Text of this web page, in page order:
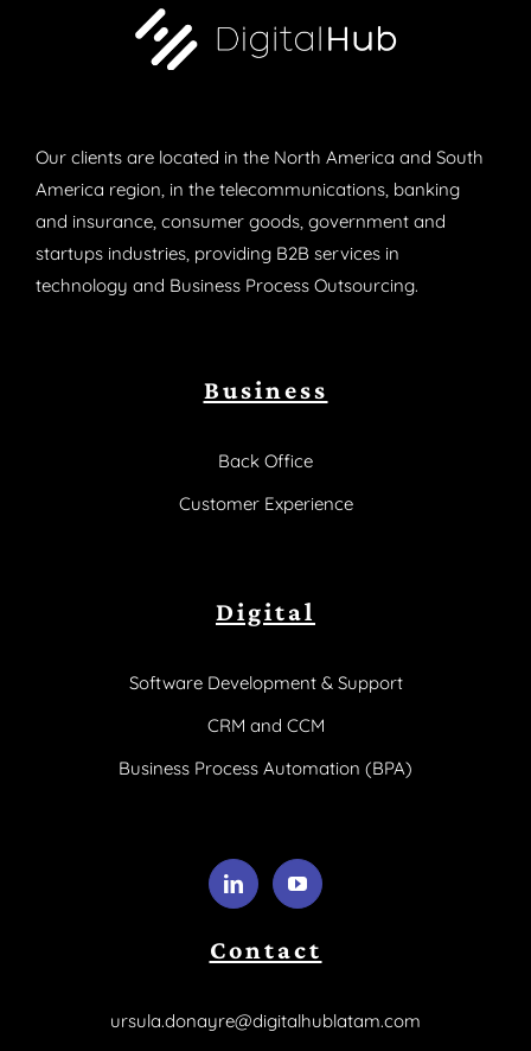
Our clients are located in the North America and South
America region, in the telecommunications, banking
and insurance, consumer goods, government and
startups industries, providing B2B services in
technology and Business Process Outsourcing.
Business
Back Office
Customer Experience
Digital
Software Development & Support
CRM and CCM
Business Process Automation (BPA)
Contact
ursula.donayre@digitalhublatam.com